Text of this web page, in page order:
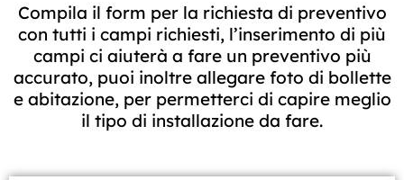
Compila il form per la richiesta di preventivo
con tutti i campi richiesti, l’inserimento di più
campi ci aiuterà a fare un preventivo più
accurato, puoi inoltre allegare foto di bollette
e abitazione, per permetterci di capire meglio
il tipo di installazione da fare.